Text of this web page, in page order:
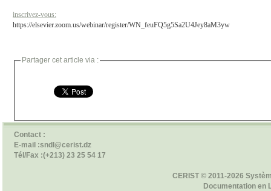
inscrivez-vous:
https://elsevier.zoom.us/webinar/register/WN_feuFQ5g5Sa2U4Jey8aM3yw
Partager cet article via :
Contact :
E-mail :sndl@cerist.dz
Tél/Fax :(+213) 23 25 54 17
CERIST © 2011-2026
Documentation en